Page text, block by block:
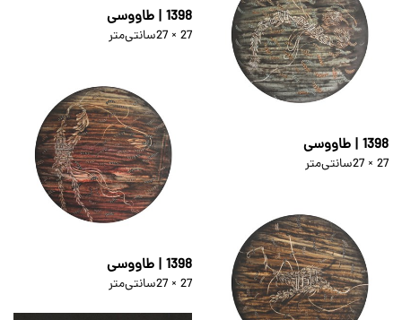
1398 | طاووسی
27 × 27سانتی‌متر
1398 | طاووسی
27 × 27سانتی‌متر
1398 | طاووسی
27 × 27سانتی‌متر